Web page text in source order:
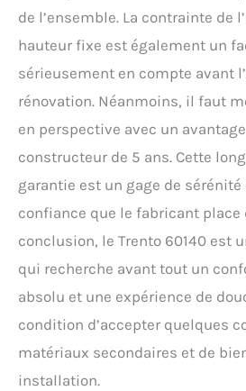
de l’ensemble. La contrainte de
hauteur fixe est également un
sérieusement en compte avant
rénovation. Néanmoins, il faut
en perspective avec un
constructeur de 5 ans. Cette
garantie est un gage de sérénité
confiance que le fabricant place
conclusion, le Trento 60140 est
qui recherche avant tout un
absolu et une expérience de
condition d’accepter quelques
matériaux secondaires et de
installation.